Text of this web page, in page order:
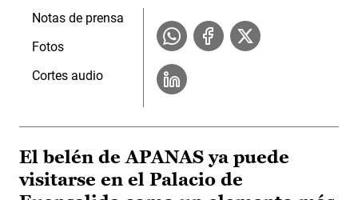
Notas de prensa
Fotos
Cortes audio
El belén de APANAS ya puede
visitarse en el Palacio de